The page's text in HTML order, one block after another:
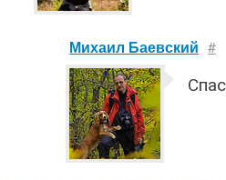
Михаил Баевский #